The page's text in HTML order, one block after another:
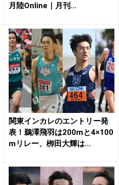
月陸Online｜月刊...
関東インカレのエントリー発
表！鵜澤飛羽は200mと4×100
mリレー、栁田大輝は...